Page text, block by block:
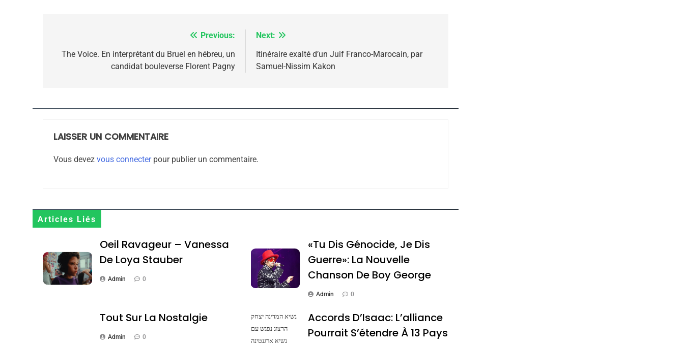
de
Previous:
The Voice. En interprétant du Bruel en hébreu, un
candidat bouleverse Florent Pagny
Next:
Itinéraire exalté d’un Juif Franco-Marocain, par
Samuel-Nissim Kakon
LAISSER UN COMMENTAIRE
Vous devez vous connecterpour publier un commentaire.
Articles Liés
Oeil Ravageur – Vanessa
De Loya Stauber
Admin 0
«Tu Dis Génocide, Je Dis
Guerre»: La Nouvelle
Chanson De Boy George
Admin 0
Tout Sur La Nostalgie
Admin 0
נשיא המדינה יצחק
הרצוג נפגש עם
נשיא ארגנטינה
Accords D’Isaac: L’alliance
Pourrait S’étendre À 13 Pays
CINEMA ISRAÉL